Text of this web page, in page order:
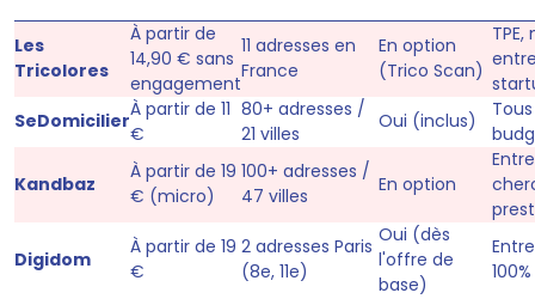
Les
Tricolores
À partir de
14,90 € sans
engagement
11 adresses en
France
En option
(Trico Scan)
SeDomicilierÀ partir de 11
€
80+ adresses /
21 villes
Oui (inclus)
Kandbaz
À partir de 19
€ (micro)
100+ adresses /
47 villes
En option
Digidom
À partir de 19
€
2 adresses Paris
(8e, 11e)
Oui (dès
l'offre de
base)